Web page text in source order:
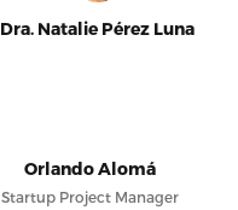
Dra. Natalie Pérez Luna
Orlando Alomá
Startup Project Manager